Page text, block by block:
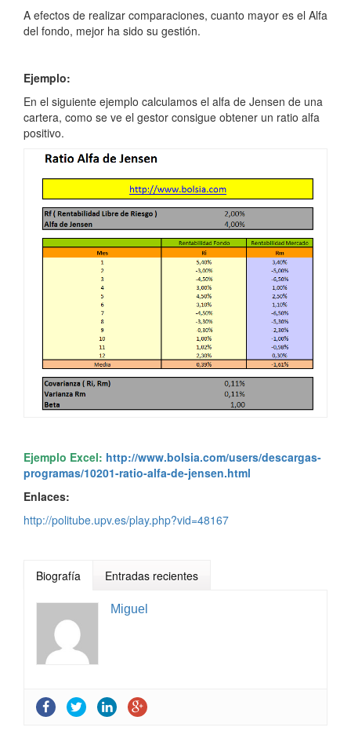
A efectos de realizar comparaciones, cuanto mayor es el Alfa
del fondo, mejor ha sido su gestión.
Ejemplo:
En el siguiente ejemplo calculamos el alfa de Jensen de una
cartera, como se ve el gestor consigue obtener un ratio alfa
positivo.
Ejemplo Excel: http://www.bolsia.com/users/descargas-
programas/10201-ratio-alfa-de-jensen.html
Enlaces:
http://politube.upv.es/play.php?vid=48167
Biografía Entradas recientes
Miguel
Introducción al FOREX